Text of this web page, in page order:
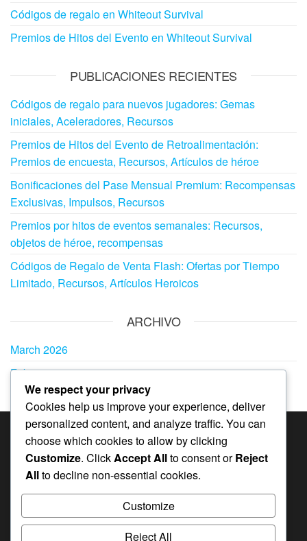
Códigos de regalo en Whiteout Survival
Premios de Hitos del Evento en Whiteout Survival
PUBLICACIONES RECIENTES
Códigos de regalo para nuevos jugadores: Gemas
iniciales, Aceleradores, Recursos
Premios de Hitos del Evento de Retroalimentación:
Premios de encuesta, Recursos, Artículos de héroe
Bonificaciones del Pase Mensual Premium: Recompensas
Exclusivas, Impulsos, Recursos
Premios por hitos de eventos semanales: Recursos,
objetos de héroe, recompensas
Códigos de Regalo de Venta Flash: Ofertas por Tiempo
Limitado, Recursos, Artículos Heroicos
ARCHIVO
March 2026
February 2026
CATEGORÍAS
Bonificaciones del Pase Mensual en Whiteout
Códigos de regalo en Whiteout Survival
Premios de Hitos del Evento en Whiteout Survival
We respect your privacy
Cookies help us improve your experience, deliver
personalized content, and analyze traffic. You can
choose which cookies to allow by clicking
Customize. ClickAccept Allto consent orReject
Allto decline non-essential cookies.
Customize
Reject All